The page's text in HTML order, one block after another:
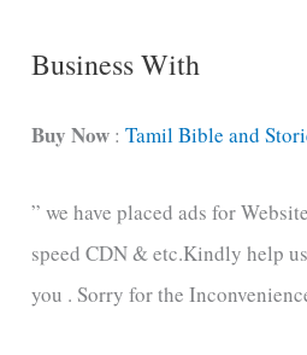
C
t
g
o
r
Business With
Buy Now :Tamil Bible and
” we have placed ads for
speed CDN & etc.Kindly help
you . Sorry for the